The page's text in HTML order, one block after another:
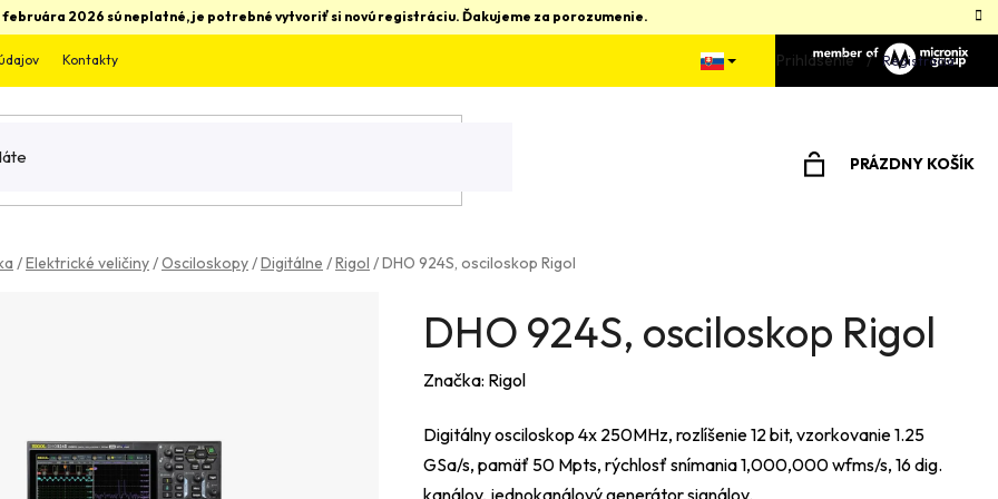
2026 sú neplatné, je potrebné vytvoriť si novú registráciu. Ďakujeme za porozumenie.
Kontakty Prihlásenie Registrácia
PRÁZDNY KOŠÍK
/Elektrické veličiny/Osciloskopy/Digitálne /Rigol /DHO 924S, osciloskop Rigol
DHO 924S, osciloskop Rigol
Značka: Rigol
Digitálny osciloskop 4x 250MHz, rozlíšenie 12 bit, vzorkovanie 1.25
GSa/s, pamäť 50 Mpts, rýchlosť snímania 1,000,000 wfms/s, 16 dig.
kanálov, jednokanálový generátor signálov.